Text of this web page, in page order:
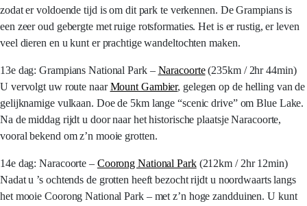
zodat er voldoende tijd is om dit park te verkennen. De Grampians is
een zeer oud gebergte met ruige rotsformaties. Het is er rustig, er leven
veel dieren en u kunt er prachtige wandeltochten maken.
13e dag: Grampians National Park – Naracoorte(235km / 2hr 44min)
U vervolgt uw route naarMount Gambier, gelegen op de helling van de
gelijknamige vulkaan. Doe de 5km lange “scenic drive” om Blue Lake.
Na de middag rijdt u door naar het historische plaatsje Naracoorte,
vooral bekend om z’n mooie grotten.
14e dag: Naracoorte – Coorong National Park(212km / 2hr 12min)
Nadat u ’s ochtends de grotten heeft bezocht rijdt u noordwaarts langs
het mooie Coorong National Park – met z’n hoge zandduinen. U kunt